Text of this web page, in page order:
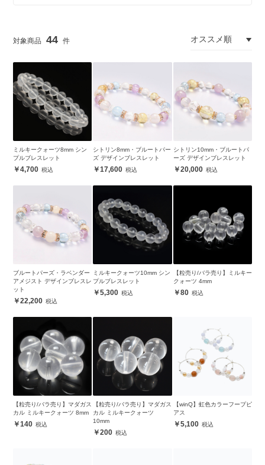
44
ミルキークォーツ8mm シン
プルブレスレット
4,700
シトリン8mm・ブルートパー
ズ デザインブレスレット
17,600
シトリン10mm・ブルートパ
ーズ デザインブレスレット
20,000
ブルートパーズ・ラベンダー
アメジスト デザインブレスレ
ット
22,200
ミルキークォーツ10mm シン
プルブレスレット
5,300
【粒売り/バラ売り】ミルキー
クォーツ 4mm
80
【粒売り/バラ売り】マダガス
カル ミルキークォーツ 8mm
140
【粒売り/バラ売り】マダガス
カル ミルキークォーツ
10mm
200
【winQ】虹色カラーフープピ
アス
5,100